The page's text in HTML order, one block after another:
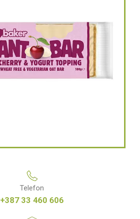
Telefon
+387 33 460 606